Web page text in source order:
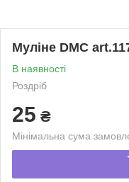
Муліне DMC
В наявності
Роздріб
25 ₴
Мінімальна сума